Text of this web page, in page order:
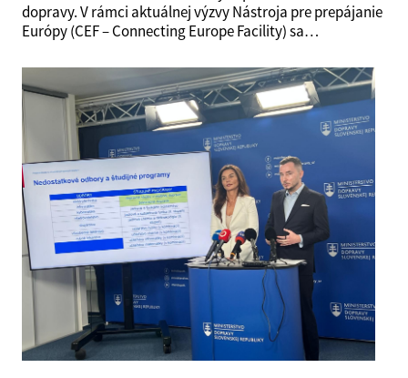
dopravy. V rámci aktuálnej výzvy Nástroja pre prepájanie
Európy (CEF – Connecting Europe Facility) sa…